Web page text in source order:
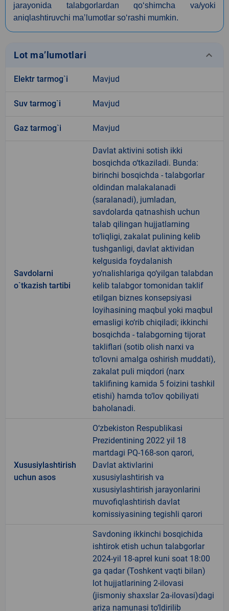
jarayonida talabgorlardan qo‘shimcha va/yoki
aniqlashtiruvchi maʼlumotlar so‘rashi mumkin.
Lot ma’lumotlari keyboard_arrow_down
Elektr tarmog`i Mavjud
Suv tarmog`i Mavjud
Gaz tarmog`i Mavjud
Savdolarni
o`tkazish tartibi
Davlat aktivini sotish ikki
bosqichda o‘tkaziladi. Bunda:
birinchi bosqichda - talabgorlar
oldindan malakalanadi
(saralanadi), jumladan,
savdolarda qatnashish uchun
talab qilingan hujjatlarning
to‘liqligi, zakalat pulining kelib
tushganligi, davlat aktividan
kelgusida foydalanish
yo‘nalishlariga qo‘yilgan talabdan
kelib talabgor tomonidan taklif
etilgan biznes konsepsiyasi
loyihasining maqbul yoki maqbul
emasligi ko‘rib chiqiladi; ikkinchi
bosqichda - talabgorning tijorat
takliflari (sotib olish narxi va
to‘lovni amalga oshirish muddati),
zakalat puli miqdori (narx
taklifining kamida 5 foizini tashkil
etishi) hamda to‘lov qobiliyati
baholanadi.
Xususiylashtirish
uchun asos
O‘zbekiston Respublikasi
Prezidentining 2022 yil 18
martdagi PQ-168-son qarori,
Davlat aktivlarini
xususiylashtirish va
xususiylashtirish jarayonlarini
muvofiqlashtirish davlat
komissiyasining tegishli qarori
Savdoning ikkinchi bosqichida
ishtirok etish uchun talabgorlar
2024-yil 18-aprel kuni soat 18:00
ga qadar (Toshkent vaqti bilan)
lot hujjatlarining 2-ilovasi
(jismoniy shaxslar 2a-ilovasi)dagi
ariza namunasi to‘ldirilib